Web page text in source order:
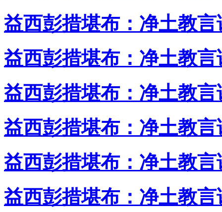
益西彭措堪布：净土教
益西彭措堪布：净土教
益西彭措堪布：净土教
益西彭措堪布：净土教
益西彭措堪布：净土教
益西彭措堪布：净土教